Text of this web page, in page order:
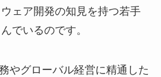
ェア開発の知見を持つ若手
でいるのです。
やグローバル経営に精通した